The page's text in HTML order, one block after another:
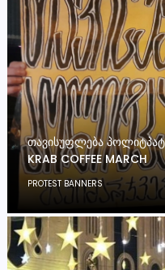
ᲗᲐᲕᲘᲡᲣᲤᲚᲔᲑᲐ
KRAB COFFEE MARCH
PROTEST BANNERS